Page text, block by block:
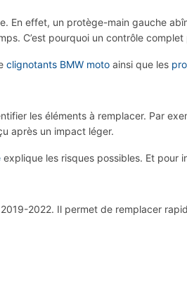
effet, un protège-main gauche
C’est pourquoi un contrôle complet
clignotants BMW moto ainsi que les
les éléments à remplacer. Par
après un impact léger.
explique les risques possibles. Et pour
2022. Il permet de remplacer